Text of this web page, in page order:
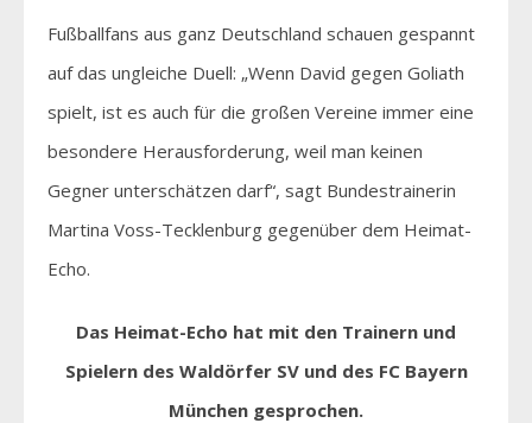
Fußballfans aus ganz Deutschland schauen gespannt
auf das ungleiche Duell: „Wenn David gegen Goliath
spielt, ist es auch für die großen Vereine immer eine
besondere Herausforderung, weil man keinen
Gegner unterschätzen darf“, sagt Bundestrainerin
Martina Voss-Tecklenburg gegenüber dem Heimat-
Echo.
Das Heimat-Echo hat mit den Trainern und
Spielern des Waldörfer SV und des FC Bayern
München gesprochen.